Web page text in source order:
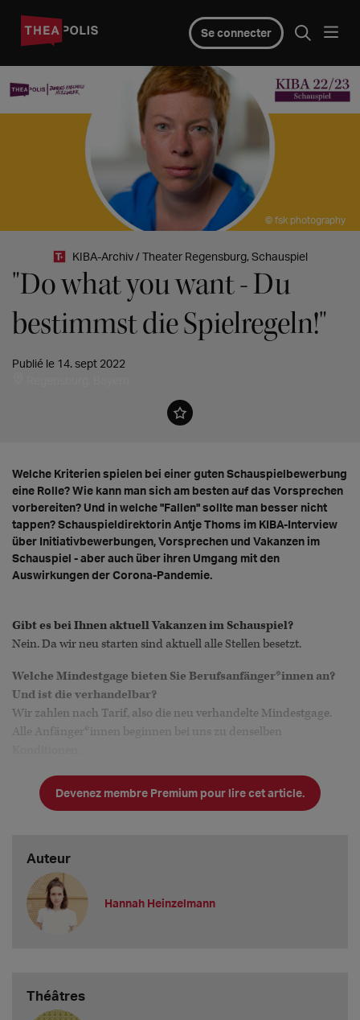
Se connecter
© fsk photography
KIBA-Archiv / Theater Regensburg, Schauspiel
"Do what you want - Du
bestimmst die Spielregeln!"
Publié le 14. sept 2022
Welche Kriterien spielen bei einer guten Schauspielbewerbung
eine Rolle? Wie kann man sich am besten auf das Vorsprechen
vorbereiten? Und in welche "Fallen" sollte man besser nicht
tappen? Schauspieldirektorin Antje Thoms im KIBA-Interview
über Initiativbewerbungen, Vorsprechen und Vakanzen im
Schauspiel - aber auch über ihren Umgang mit den
Auswirkungen der Corona-Pandemie.
Gibt es bei Ihnen aktuell Vakanzen im Schauspiel?
Nein. Da wir neu starten sind aktuell alle Stellen besetzt.
Welche Mindestgage bieten Sie Berufsanfänger*innen an?
Und ist die verhandelbar?
Wir zahlen nach Tarif, also die neu verhandelte Mindestgage.
Alle Anfänger*innen beginnen bei uns zu denselben
Welche Gast-Gage bieten Sie mindestens an?
Anfänger*innen zahlen wir die tariflich vereinbarte
Devenez membre Premium pour lire cet article.
Auteur
Hannah Heinzelmann
Théâtres